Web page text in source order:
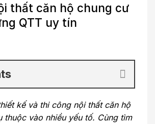
thất căn hộ chung cư
QTT uy tín
kế và thi công nội thất căn hộ
thuộc vào nhiều yếu tố. Cùng tìm